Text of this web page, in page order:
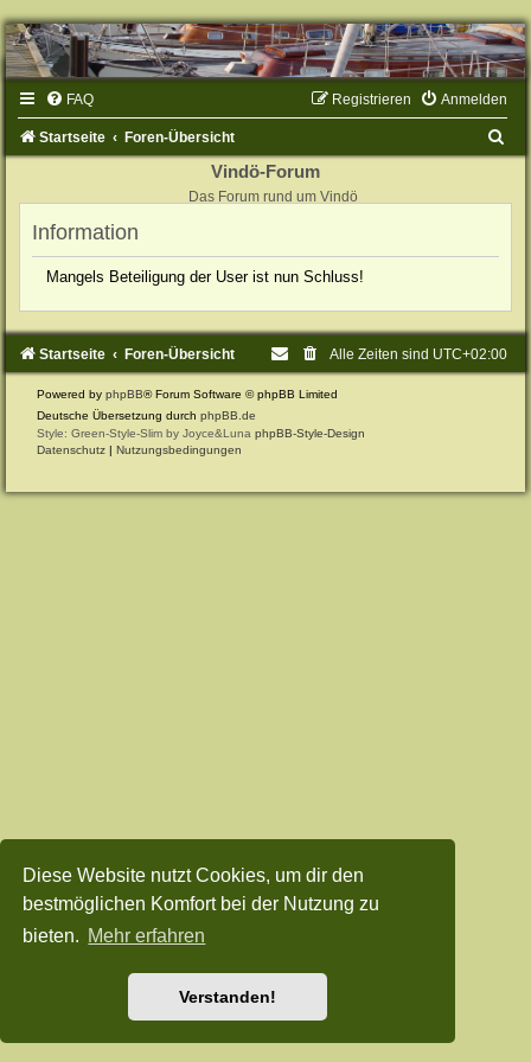
Diese Website nutzt Cookies, um dir den
bestmöglichen Komfort bei der Nutzung zu
bieten. Mehr erfahren
Verstanden!
FAQ Anmelden
Registrieren
Startseite Foren-Übersicht
Vindö-Forum
Das Forum rund um Vindö
Information
Mangels Beteiligung der User ist nun Schluss!
Startseite Foren-Übersicht Alle Zeiten sind UTC+02:00
Powered by phpBB® Forum Software © phpBB Limited
Deutsche Übersetzung durch phpBB.de
Style: Green-Style-Slim by Joyce&Luna phpBB-Style-Design
Datenschutz | Nutzungsbedingungen